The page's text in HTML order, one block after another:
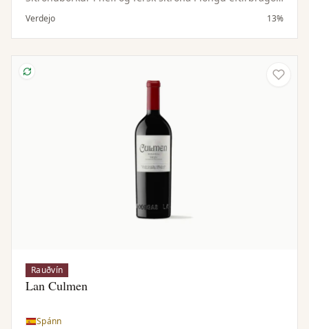
Jafn hressandi og glas af límonaði og hverfur jafn
hratt. Frábær fordrykkur sem passar einstaklega vel
með geitaosti og alls kyns sjávarréttum.
Verdejo 13%
Rauðvín
Lan Culmen
Spánn